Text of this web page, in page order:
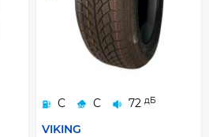
C C 72 дБ
VIKING